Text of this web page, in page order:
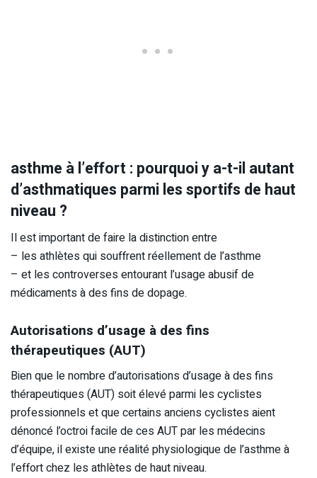
asthme à l’effort : pourquoi y a-t-il autant
d’asthmatiques parmi les sportifs de haut
niveau ?
Il est important de faire la distinction entre
– les athlètes qui souffrent réellement de l’asthme
– et les controverses entourant l’usage abusif de
médicaments à des fins de dopage.
Autorisations d’usage à des fins
thérapeutiques (AUT)
Bien que le nombre d’autorisations d’usage à des fins
thérapeutiques (AUT) soit élevé parmi les cyclistes
professionnels et que certains anciens cyclistes aient
dénoncé l’octroi facile de ces AUT par les médecins
d’équipe, il existe une réalité physiologique de l’asthme à
l’effort chez les athlètes de haut niveau.